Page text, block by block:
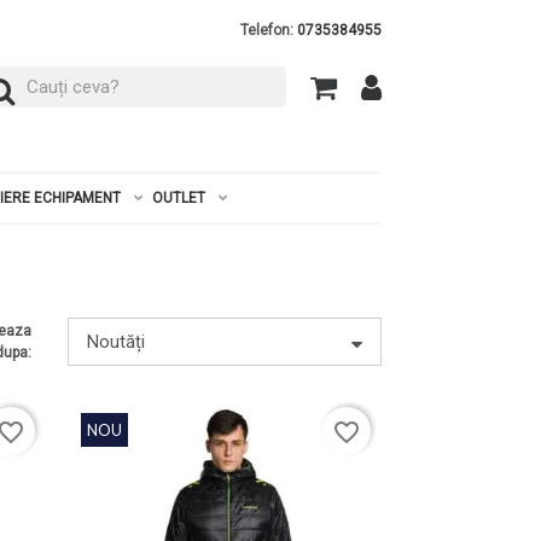
Telefon: 0735384955
ECHIPAMENT OUTLET
Noutăți
favorite_border NOU favorite_border